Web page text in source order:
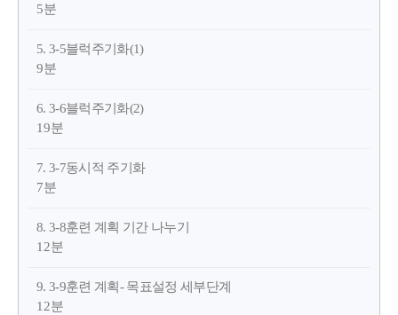
5분
5. 3-5블럭주기화(1)
9분
6. 3-6블럭주기화(2)
19분
7. 3-7동시적 주기화
7분
8. 3-8훈련 계획 기간 나누기
12분
9. 3-9훈련 계획- 목표설정 세부단계
12분